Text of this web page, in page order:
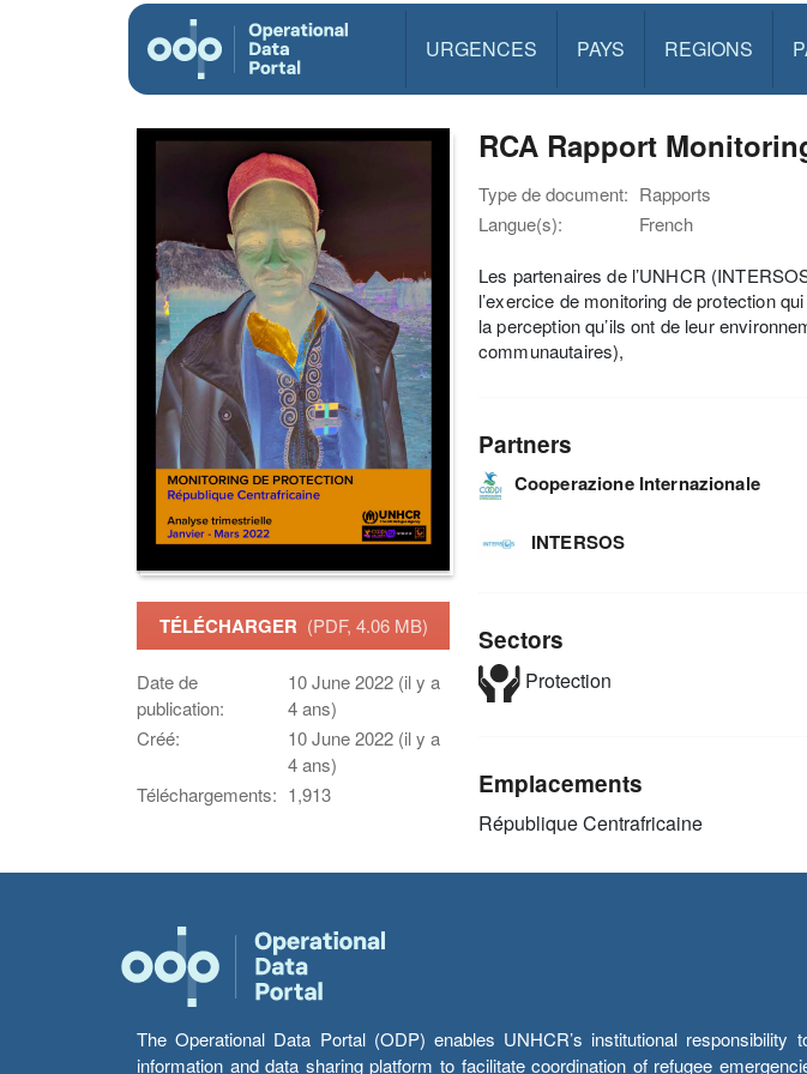
URGENCES PAYS REGIONS
TÉLÉCHARGER (PDF, 4.06 MB)
Date de
publication:
10 June 2022 (il y a
4 ans)
Créé:
10 June 2022 (il y a
4 ans)
Téléchargements: 1,913
RCA Rapport
Type de document: Rapports
Langue(s):
French
Les partenaires de l’UNHCR
l’exercice de monitoring de protection
la perception qu’ils ont de leur
communautaires),
Partners
Cooperazione Internazionale
INTERSOS
Sectors
Protection
Emplacements
République Centrafricaine
The Operational Data Portal (ODP) enables UNHCR’s institutional responsibility
information and data sharing platform to facilitate coordination of refugee